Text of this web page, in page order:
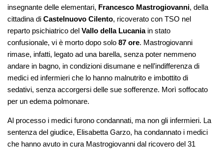
insegnante delle elementari, Francesco Mastrogiovanni, della
cittadina di Castelnuovo Cilento, ricoverato con TSO nel
reparto psichiatrico del Vallo della Lucania in stato
confusionale, vi è morto dopo solo 87 ore. Mastrogiovanni
rimase, infatti, legato ad una barella, senza poter nemmeno
andare in bagno, in condizioni disumane e nell’indifferenza di
medici ed infermieri che lo hanno malnutrito e imbottito di
sedativi, senza accorgersi delle sue sofferenze. Morì soffocato
per un edema polmonare.
Al processo i medici furono condannati, ma non gli infermieri. La
sentenza del giudice, Elisabetta Garzo, ha condannato i medici
che hanno avuto in cura Mastrogiovanni dal ricovero del 31